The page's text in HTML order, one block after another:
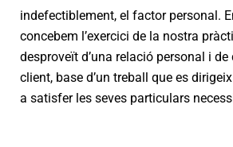
indefectiblement, el factor personal.
concebem l’exercici de la nostra
desproveït d’una relació personal i
client, base d’un treball que es
a satisfer les seves particulars